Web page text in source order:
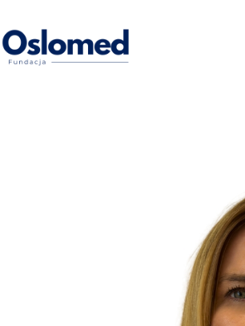
treści